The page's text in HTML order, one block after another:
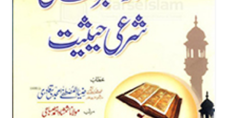
ولادت اور اسم گرامی :
حضور محدثِ کبیرکی ولادت ۲؍ شوال المکرم ۱۳۵۴ھ بروز اتوارمدینۃ
العلماء گھوسی اُتر پردیش میں صدرالشریعہ مفتی محمد امجد علی اعظمی
رضوی علیہ الرحمہ (مصنف بہارِ شریعت) کے یہاں ہوئی۔آپ کا
خاندان علم و فضل کے اعتبار سے مشہور و معروف ہے۔ والد ماجد
صدرالشریعہ کو امام احمد رضا محدثِ بریلوی سے شرفِ تلمذ اور